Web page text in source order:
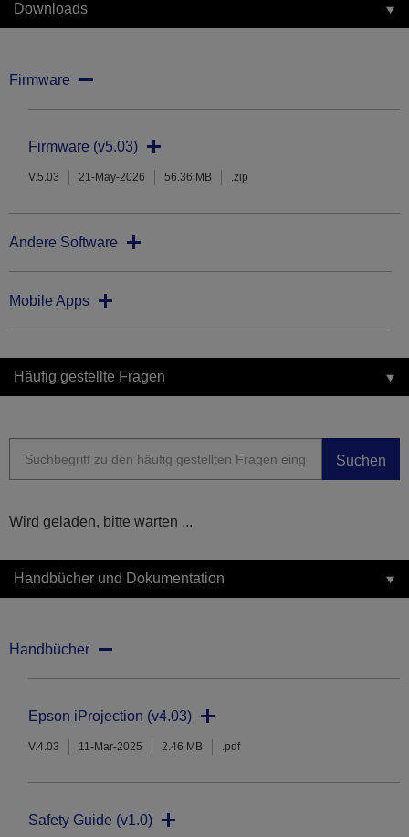
Downloads
Firmware
Firmware (v5.03)
V.5.03 21-May-2026 56.36 MB .zip
Andere Software
Mobile Apps
Häufig gestellte Fragen
Suchen
Wird geladen, bitte warten ...
Handbücher und Dokumentation
Handbücher
Epson iProjection (v4.03)
V.4.03 11-Mar-2025 2.46 MB .pdf
Safety Guide (v1.0)